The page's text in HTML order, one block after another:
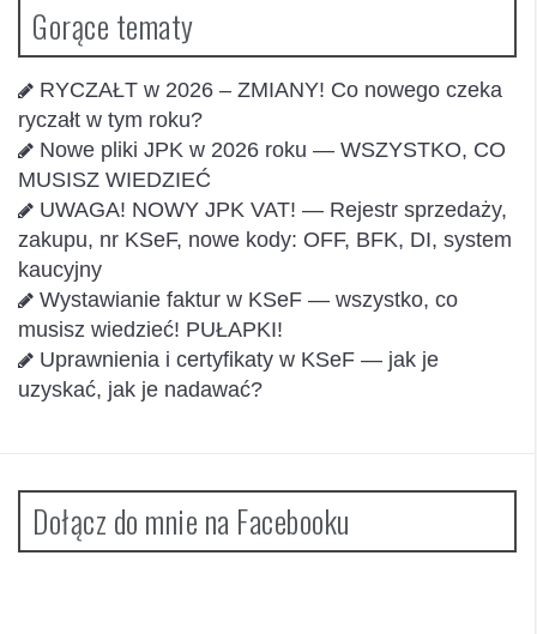
Gorące tematy
RYCZAŁT w 2026 – ZMIANY! Co nowego czeka
ryczałt w tym roku?
Nowe pliki JPK w 2026 roku — WSZYSTKO, CO
MUSISZ WIEDZIEĆ
UWAGA! NOWY JPK VAT! — Rejestr sprzedaży,
zakupu, nr KSeF, nowe kody: OFF, BFK, DI, system
kaucyjny
Wystawianie faktur w KSeF — wszystko, co
musisz wiedzieć! PUŁAPKI!
Uprawnienia i certyfikaty w KSeF — jak je
uzyskać, jak je nadawać?
Dołącz do mnie na Facebooku